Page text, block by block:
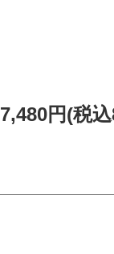
7,480円(税